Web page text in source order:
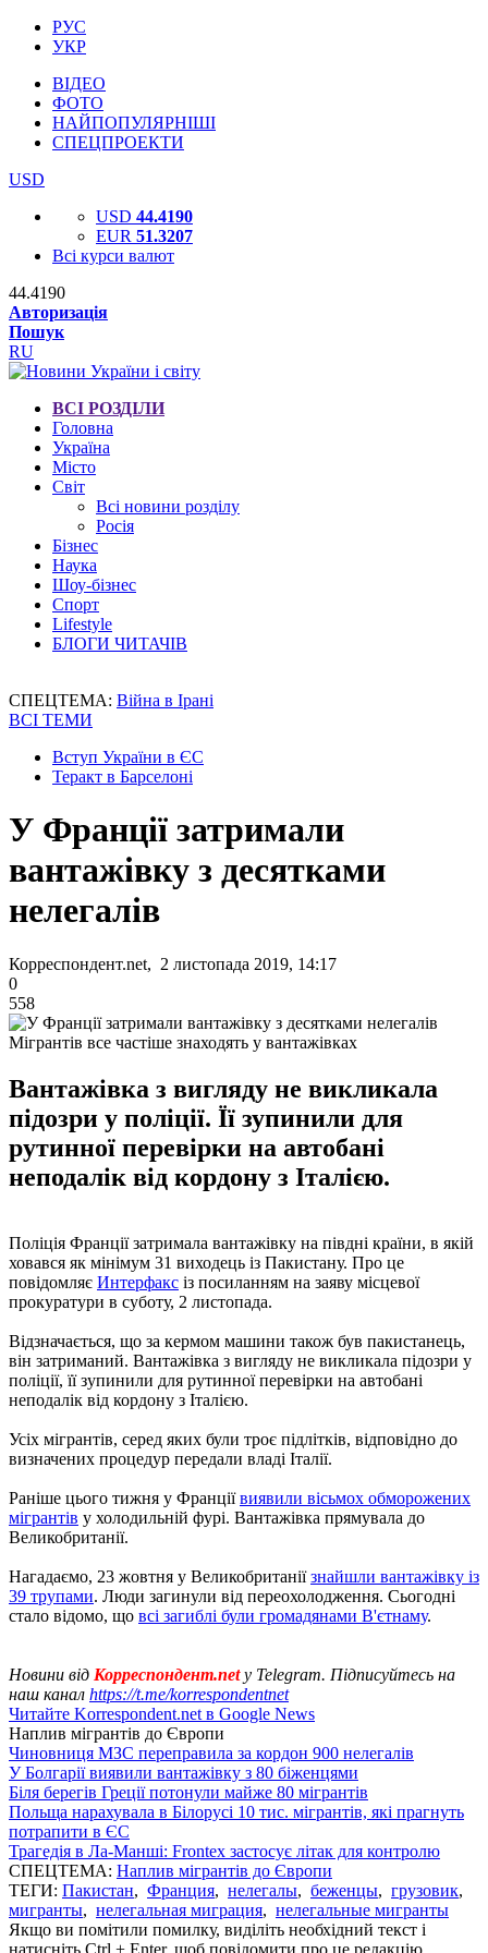
РУС
УКР
ВІДЕО
ФОТО
НАЙПОПУЛЯРНІШІ
СПЕЦПРОЕКТИ
USD
USD 44.4190
EUR 51.3207
Всі курси валют
44.4190
Авторизація
Пошук
RU
ВСІ РОЗДІЛИ
Головна
Україна
Місто
Світ
Всі новини розділу
Росія
Бізнес
Наука
Шоу-бізнес
Спорт
Lifestyle
БЛОГИ ЧИТАЧІВ
СПЕЦТЕМА: Війна в Ірані
ВСІ ТЕМИ
Вступ України в ЄС
Теракт в Барселоні
У Франції затримали
вантажівку з десятками
нелегалів
Корреспондент.net, 2 листопада 2019, 14:17
0
558
Мігрантів все частіше знаходять у вантажівках
Вантажівка з вигляду не викликала
підозри у поліції. Її зупинили для
рутинної перевірки на автобані
неподалік від кордону з Італією.
Поліція Франції затримала вантажівку на півдні країни, в якій
ховався як мінімум 31 виходець із Пакистану. Про це
повідомляє Интерфакс із посиланням на заяву місцевої
прокуратури в суботу, 2 листопада.
Відзначається, що за кермом машини також був пакистанець,
він затриманий. Вантажівка з вигляду не викликала підозри у
поліції, її зупинили для рутинної перевірки на автобані
неподалік від кордону з Італією.
Усіх мігрантів, серед яких були троє підлітків, відповідно до
визначених процедур передали владі Італії.
Раніше цього тижня у Франціївиявили вісьмох обморожених
мігрантів у холодильній фурі. Вантажівка прямувала до
Великобританії.
Нагадаємо, 23 жовтня у Великобританіїзнайшли вантажівку із
39 трупами. Люди загинули від переохолодження. Сьогодні
стало відомо, що всі загиблі були громадянами В'єтнаму.
Новини від Корреспондент.netу Telegram. Підписуйтесь на
наш канал https://t.me/korrespondentnet
Читайте Korrespondent.net в Google News
Наплив мігрантів до Європи
Чиновниця МЗС переправила за кордон 900 нелегалів
У Болгарії виявили вантажівку з 80 біженцями
Біля берегів Греції потонули майже 80 мігрантів
Польща нарахувала в Білорусі 10 тис. мігрантів, які прагнуть
потрапити в ЄС
Трагедія в Ла-Манші: Frontex застосує літак для контролю
СПЕЦТЕМА: Наплив мігрантів до Європи
ТЕГИ: Пакистан, Франция, нелегалы, беженцы, грузовик,
мигранты, нелегальная миграция, нелегальные мигранты
Якщо ви помітили помилку, виділіть необхідний текст і
натисніть Ctrl + Enter, щоб повідомити про це редакцію.